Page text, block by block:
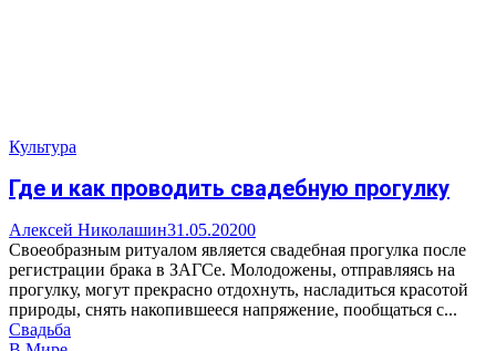
Культура
Где и как проводить свадебную прогулку
Алексей Николашин31.05.20200
Своеобразным ритуалом является свадебная прогулка после
регистрации брака в ЗАГСе. Молодожены, отправляясь на
прогулку, могут прекрасно отдохнуть, насладиться красотой
природы, снять накопившееся напряжение, пообщаться с...
Свадьба